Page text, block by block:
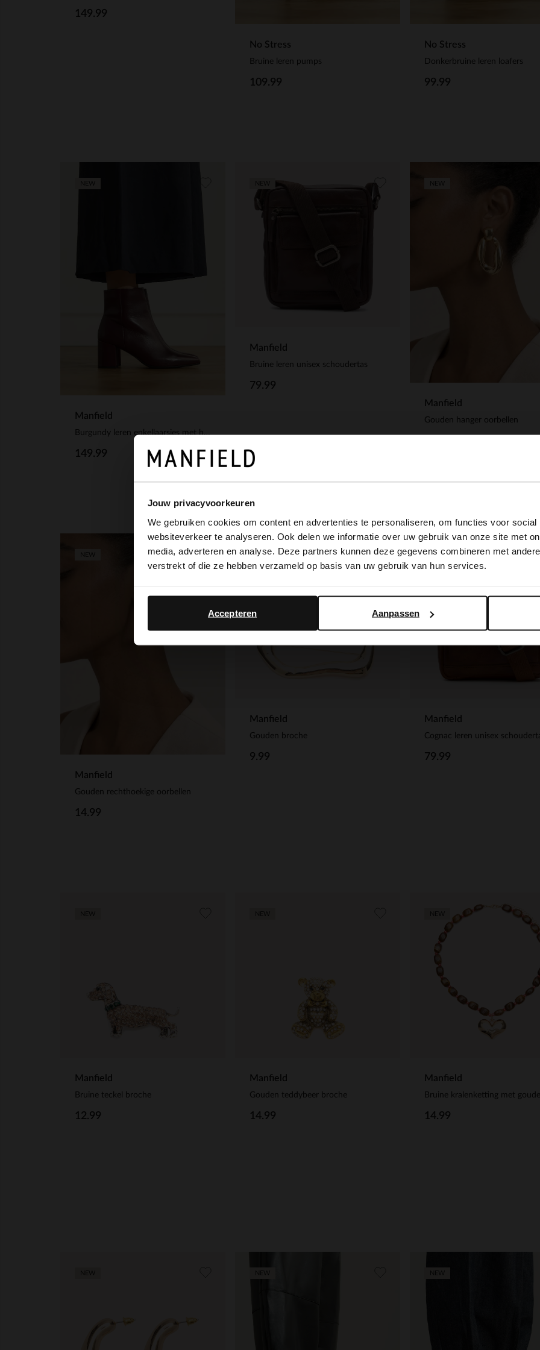
Jouw privacyvoorkeuren
We gebruiken cookies om content en advertenties te personaliseren, om functies voor
websiteverkeer te analyseren. Ook delen we informatie over uw gebruik van onze site met
media, adverteren en analyse. Deze partners kunnen deze gegevens combineren met
verstrekt of die ze hebben verzameld op basis van uw gebruik van hun services.
Aanpassen
Accepteren
149.99
No Stress
Bruine leren pumps
109.99
No Stress
Donkerbruine leren loafers
99.99
Manfield
Burgundy leren enkellaarsjes met hak
149.99
Manfield
Bruine leren unisex schoudertas
79.99
Manfield
Gouden hanger oorbellen
Manfield
Gouden rechthoekige oorbellen
14.99
Manfield
Gouden broche
9.99
NEW
Manfield
Cognac leren unisex
79.99
NEW
Manfield
Bruine teckel broche
12.99
Manfield
Gouden teddybeer broche
14.99
Manfield
14.99
It looks like your language isn't Dutch. Would you like to